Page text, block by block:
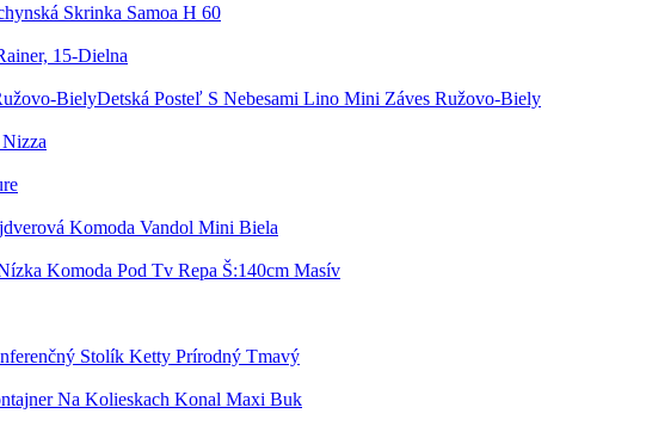
Skrinka Samoa H 60
15-Dielna
Detská Posteľ S Nebesami Lino Mini Záves Ružovo-Biely
Komoda Vandol Mini Biela
Komoda Pod Tv Repa Š:140cm Masív
Stolík Ketty Prírodný Tmavý
Na Kolieskach Konal Maxi Buk